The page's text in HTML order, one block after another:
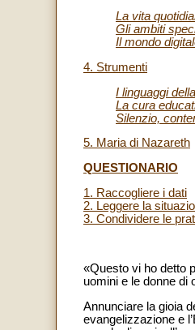
La vita
Gli ambiti
Il mondo
4. Strumenti
I linguaggi
La cura
Silenzio,
5. Maria di Nazareth
QUESTIONARIO
1. Raccogliere i dati
2. Leggere la
3. Condividere le
«Questo vi ho detto
uomini e le donne di
Annunciare la gioia
evangelizzazione e